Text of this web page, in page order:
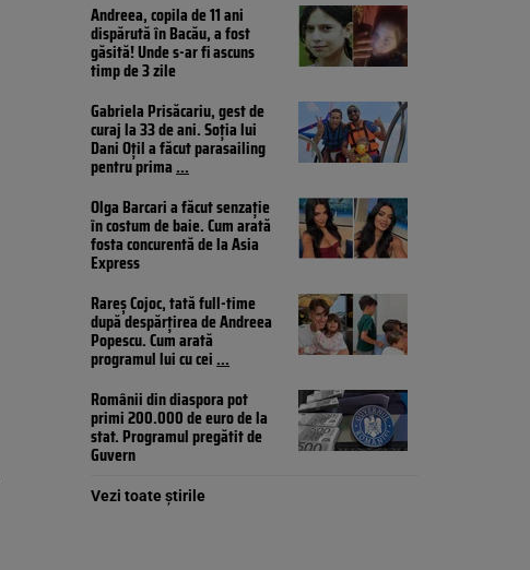
Andreea, copila de 11 ani
dispărută în Bacău, a fost
găsită! Unde s-ar fi ascuns
timp de 3 zile
Gabriela Prisăcariu, gest de
curaj la 33 de ani. Soția lui
Dani Oțil a făcut parasailing
pentru prima...
Olga Barcari a făcut senzație
în costum de baie. Cum arată
fosta concurentă de la Asia
Express
Rareș Cojoc, tată full-time
după despărțirea de Andreea
Popescu. Cum arată
programul lui cu cei...
Românii din diaspora pot
primi 200.000 de euro de la
stat. Programul pregătit de
Guvern
Vezi toate știrile